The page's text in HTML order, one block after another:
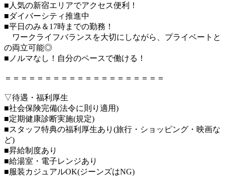
■人気の新宿エリアでアクセス便利！
■ダイバーシティ推進中
■平日のみ＆17時までの勤務！
ワークライフバランスを大切にしながら、プライベートと
の両立可能◎
■ノルマなし！自分のペースで働ける！
＝＝＝＝＝＝＝＝＝＝＝＝＝＝＝＝＝＝＝＝
▽待遇・福利厚生
■社会保険完備(法令に則り適用)
■定期健康診断実施(規定)
■スタッフ特典の福利厚生あり(旅行・ショッピング・映画な
ど)
■昇給制度あり
■給湯室・電子レンジあり
■服装カジュアルOK(ジーンズはNG)